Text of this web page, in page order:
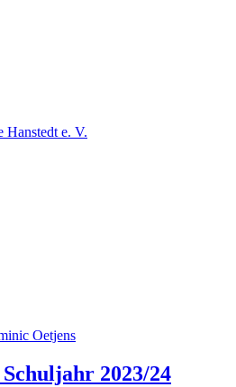
Hanstedt e. V.
Oetjens
2023/24